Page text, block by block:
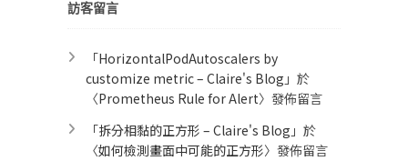
訪客留言
「HorizontalPodAutoscalers by
customize metric – Claire's Blog 」於
〈Prometheus Rule for Alert​〉發佈留言
「拆分相黏的正方形 – Claire's Blog 」於
〈如何檢測畫面中可能的正方形〉發佈留言